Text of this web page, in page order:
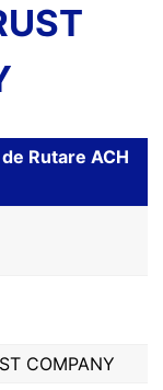
Rutare ACH
COMPANY